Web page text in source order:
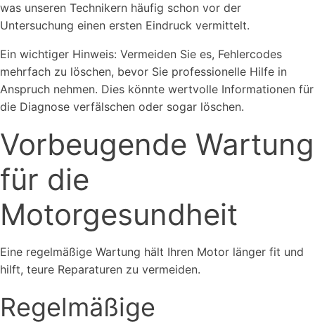
was unseren Technikern häufig schon vor der
Untersuchung einen ersten Eindruck vermittelt.
Ein wichtiger Hinweis: Vermeiden Sie es, Fehlercodes
mehrfach zu löschen, bevor Sie professionelle Hilfe in
Anspruch nehmen. Dies könnte wertvolle Informationen für
die Diagnose verfälschen oder sogar löschen.
Vorbeugende Wartung
für die
Motorgesundheit
Eine regelmäßige Wartung hält Ihren Motor länger fit und
hilft, teure Reparaturen zu vermeiden.
Regelmäßige